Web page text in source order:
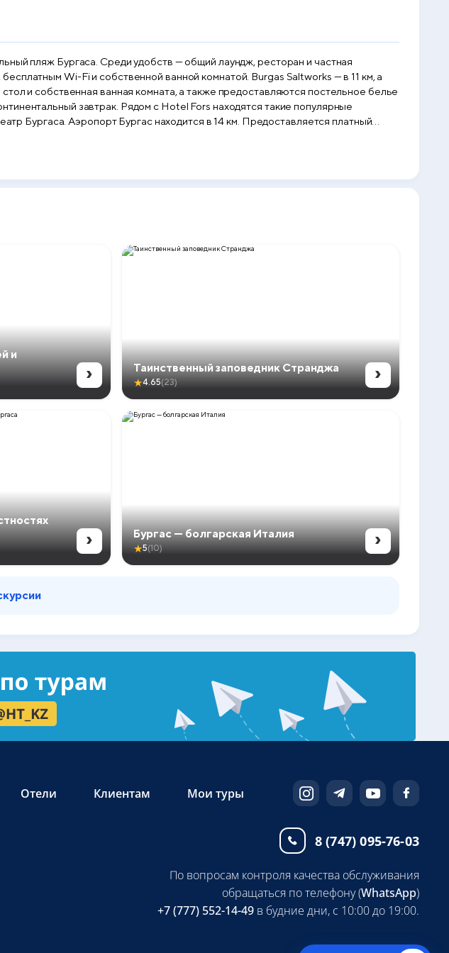
пляж Бургаса. Среди удобств — общий лаундж, ресторан и частная
Wi-Fi и собственной ванной комнатой. Burgas Saltworks — в 11 км, а
Бургаса. Аэропорт Бургас находится в 14 км. Предоставляется платный
и
› Таинственный заповедник Странджа
★4.65(23) ›
› Бургас — болгарская Италия
★5(10) ›
Отели Клиентам Мои туры
8 (747) 095-76-03
По вопросам контроля качества обслуживания
обращаться по телефону (WhatsApp)
+7 (777) 552-14-49 в будние дни, с 10:00 до 19:00.